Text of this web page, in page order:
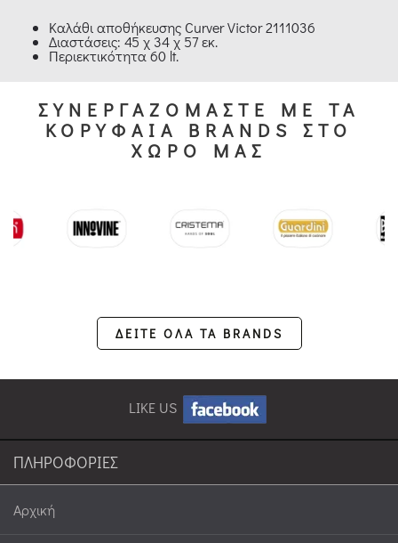
Καλάθι αποθήκευσης Curver Victor 2111036
Διαστάσεις: 45 χ 34 χ 57 εκ.
Περιεκτικότητα 60 lt.
ΣΥΝΕΡΓΑΖΟΜΑΣΤΕ ΜΕ ΤΑ
ΚΟΡΥΦΑΙΑ BRANDS ΣΤΟ
ΧΩΡΟ ΜΑΣ
ΔΕΙΤΕ ΟΛΑ ΤΑ BRANDS
LIKE US
ΠΛΗΡΟΦΟΡΙΕΣ
Αρχική